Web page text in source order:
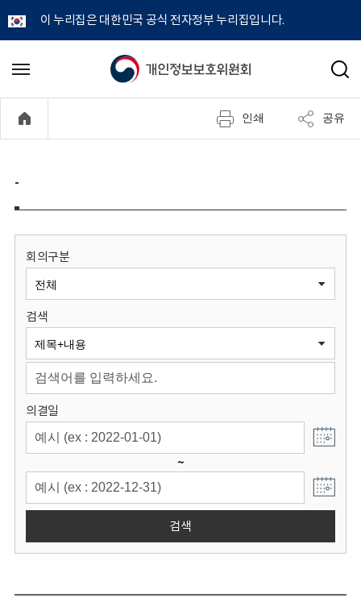
이 누리집은 대한민국 공식 전자정부 누리집입니다.
개
정
보
원
회
메
기
검
인쇄 공유
-
회의구분
검색
의결일
~
검색